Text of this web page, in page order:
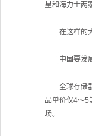
星和海力士两
在这样的大
中国要发展
全球存储器
品单价仅4～5
场。